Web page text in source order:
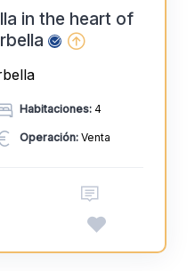
in the heart of
Habitaciones: 4
Operación: Venta